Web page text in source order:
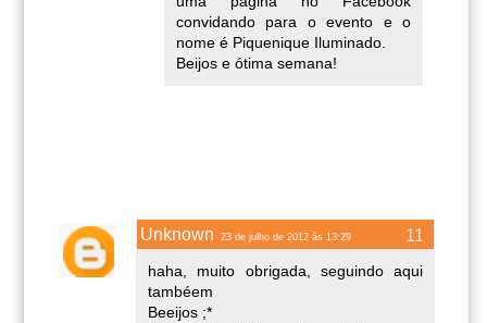
convidando para o evento e o
nome é Piquenique Iluminado.
Beijos e ótima semana!
Unknown 23 de julho de 2012 às 13:29
haha, muito obrigada, seguindo aqui
tambéem
Beeijos ;*